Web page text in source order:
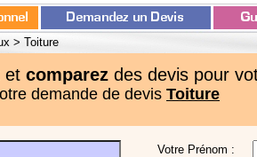
> Toiture
et comparez des devis pour
demande de devis Toiture
Votre Prénom :